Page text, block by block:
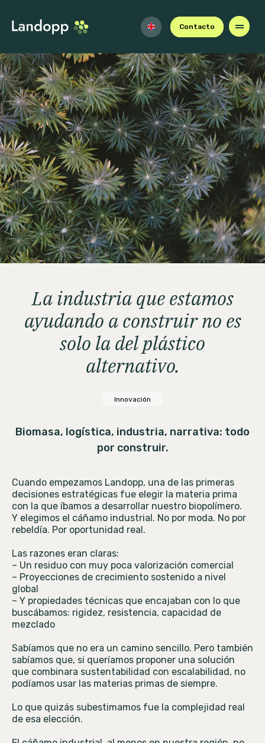
Contacto
La industria que estamos
ayudando a construir no es
solo la del plástico
alternativo.
Innovación
Biomasa, logística, industria, narrativa: todo
por construir.
Cuando empezamos Landopp, una de las primeras
decisiones estratégicas fue elegir la materia prima
con la que íbamos a desarrollar nuestro biopolímero.
Y elegimos el cáñamo industrial. No por moda. No por
rebeldía. Por oportunidad real.
Las razones eran claras:
– Un residuo con muy poca valorización comercial
– Proyecciones de crecimiento sostenido a nivel
global
– Y propiedades técnicas que encajaban con lo que
buscábamos: rigidez, resistencia, capacidad de
mezclado
Sabíamos que no era un camino sencillo. Pero también
sabíamos que, si queríamos proponer una solución
que combinara sustentabilidad con escalabilidad, no
podíamos usar las materias primas de siempre.
Lo que quizás subestimamos fue la complejidad real
de esa elección.